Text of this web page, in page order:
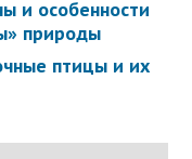
и особенности
природы
птицы и их